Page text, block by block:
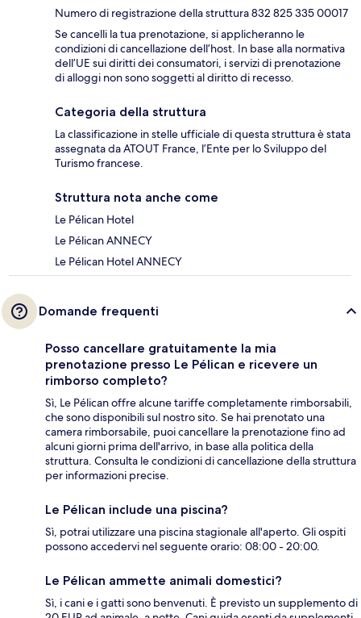
Numero di registrazione della struttura 832 825 335 00017
Se cancelli la tua prenotazione, si applicheranno le
condizioni di cancellazione dell’host. In base alla normativa
dell’UE sui diritti dei consumatori, i servizi di prenotazione
di alloggi non sono soggetti al diritto di recesso.
Categoria della struttura
La classificazione in stelle ufficiale di questa struttura è stata
assegnata da ATOUT France, l’Ente per lo Sviluppo del
Turismo francese.
Struttura nota anche come
Le Pélican Hotel
Le Pélican ANNECY
Le Pélican Hotel ANNECY
Domande frequenti
Posso cancellare gratuitamente la mia
prenotazione presso Le Pélican e ricevere un
rimborso completo?
Sì, Le Pélican offre alcune tariffe completamente rimborsabili,
che sono disponibili sul nostro sito. Se hai prenotato una
camera rimborsabile, puoi cancellare la prenotazione fino ad
alcuni giorni prima dell'arrivo, in base alla politica della
struttura. Consulta le condizioni di cancellazione della struttura
per informazioni precise.
Le Pélican include una piscina?
Sì, potrai utilizzare una piscina stagionale all'aperto. Gli ospiti
possono accedervi nel seguente orario: 08:00 - 20:00.
Le Pélican ammette animali domestici?
Sì, i cani e i gatti sono benvenuti. È previsto un supplemento di